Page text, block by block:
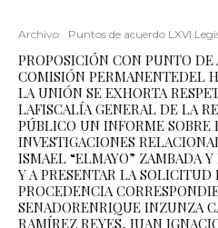
Archivo Puntos de acuerdo LXVI
PROPOSICIÓN CON PUNTO
COMISIÓN PERMANENTEDEL
LA UNIÓN SE EXHORTA
LAFISCALÍA GENERAL DE LA
PÚBLICO UN INFORME SOBRE
INVESTIGACIONES
ISMAEL “ELMAYO” ZAMBADA
Y A PRESENTAR LA
PROCEDENCIA
SENADORENRIQUE INZUNZA
RAMÍREZ REYES, JUAN